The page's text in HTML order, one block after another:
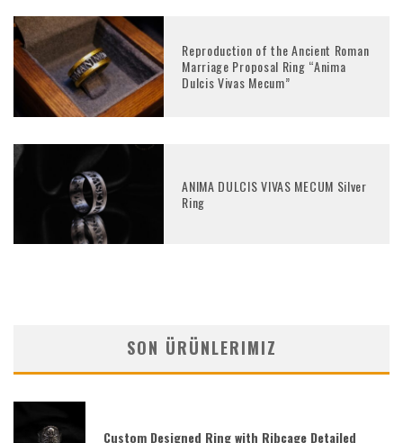
Reproduction of the Ancient Roman
Marriage Proposal Ring “Anima
Dulcis Vivas Mecum”
ANIMA DULCIS VIVAS MECUM Silver
Ring
SON ÜRÜNLERIMIZ
Custom Designed Ring with Ribcage Detailed